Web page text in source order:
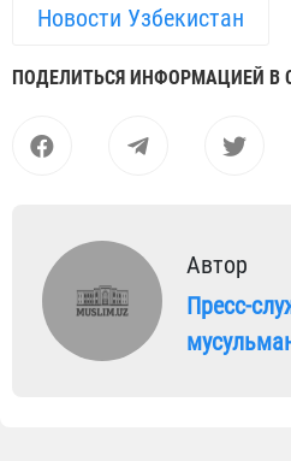
Новости Узбекистан
ПОДЕЛИТЬСЯ ИНФОРМАЦИЕЙ В
Автор
Пресс-